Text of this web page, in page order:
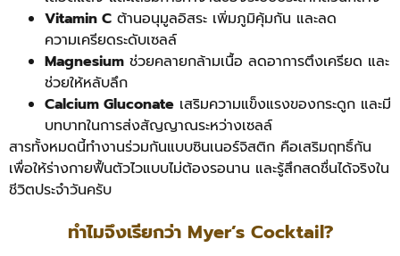
Vitamin C ต้านอนุมูลอิสระ เพิ่มภูมิคุ้มกัน และลด
ความเครียดระดับเซลล์
Magnesium ช่วยคลายกล้ามเนื้อ ลดอาการตึงเครียด และ
ช่วยให้หลับลึก
Calcium Gluconate เสริมความแข็งแรงของกระดูก และมี
บทบาทในการส่งสัญญาณระหว่างเซลล์
สารทั้งหมดนี้ทำงานร่วมกันแบบซินเนอร์จิสติก คือเสริมฤทธิ์กัน
เพื่อให้ร่างกายฟื้นตัวไวแบบไม่ต้องรอนาน และรู้สึกสดชื่นได้จริงใน
ชีวิตประจำวันครับ
ทำไมจึงเรียกว่า Myer’s Cocktail?